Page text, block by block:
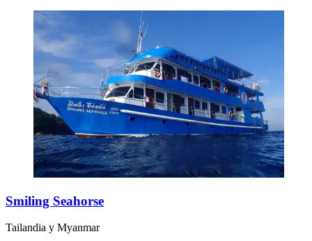
Smiling Seahorse
Tailandia y Myanmar